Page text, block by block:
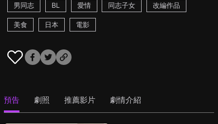
男同志
BL 愛情 同志子女 改編作品
美食 日本 電影
預告 劇照 推薦影片 劇情介紹